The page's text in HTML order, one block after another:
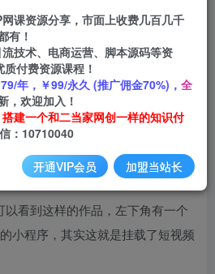
白轻松上手，无需太高技术【揭
看到这样的作品，左下角有一个
小程序，其实这就是挂载了短视频
课资源分享，市面上收费几百几千
有！
技术、电商运营、脚本源码等资
付费资源课程！
79/年，￥99/永久 (推广佣金70%)， 全
，欢迎加入！
建一个和二当家网创一样的知识付
：10710040
开通VIP会员 加盟当站长